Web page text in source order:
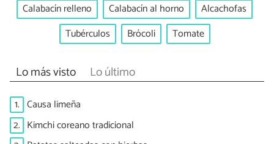
Calabacín relleno Calabacín al horno
Alcachofas
Tubérculos
Brócoli Tomate
Lo más visto Lo último
1. Causa limeña
2. Kimchi coreano tradicional